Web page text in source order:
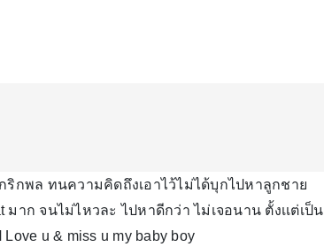
กพล ทนความคิดถึงเอาไว้ไม่ได้บุกไปหาลูกชาย
าก จนไม่ไหวละ ไปหาดีกว่า ไม่เจอนาน ตั้งเเต่เป็น
u & miss u my baby boy